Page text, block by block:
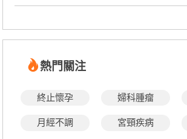
熱門關注
終止懷孕 婦科腫瘤
月經不調 宮頸疾病